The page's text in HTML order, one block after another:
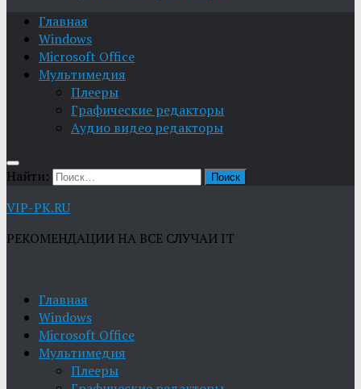
Главная
Windows
Microsoft Office
Мультимедия
Плееры
Графические редакторы
Aудио видео редакторы
Найти:
VIP-PK.RU
РЕКОМЕНДАЦИИ НА ВСЕ СЛУЧАИ IT
Главная
Windows
Microsoft Office
Мультимедия
Плееры